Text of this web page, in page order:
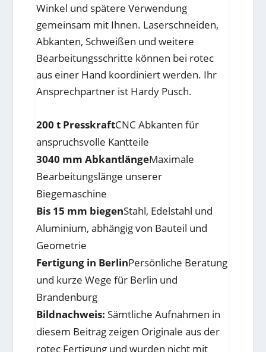
Winkel und spätere Verwendung
gemeinsam mit Ihnen. Laserschneiden,
Abkanten, Schweißen und weitere
Bearbeitungsschritte können bei rotec
aus einer Hand koordiniert werden. Ihr
Ansprechpartner ist Hardy Pusch.
200 t PresskraftCNC Abkanten für
anspruchsvolle Kantteile
3040 mm AbkantlängeMaximale
Bearbeitungslänge unserer
Biegemaschine
Bis 15 mm biegenStahl, Edelstahl und
Aluminium, abhängig von Bauteil und
Geometrie
Fertigung in BerlinPersönliche Beratung
und kurze Wege für Berlin und
Brandenburg
Bildnachweis: Sämtliche Aufnahmen in
diesem Beitrag zeigen Originale aus der
rotec Fertigung und wurden nicht mit